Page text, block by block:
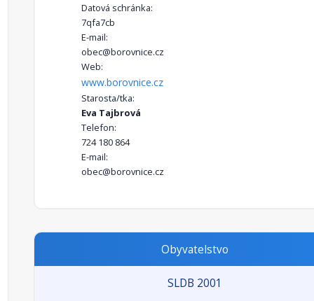
Datová schránka:
7qfa7cb
E-mail:
obec@borovnice.cz
Web:
www.borovnice.cz
Starosta/tka:
Eva Tajbrová
Telefon:
724 180 864
E-mail:
obec@borovnice.cz
Obyvatelstvo
SLDB 2001